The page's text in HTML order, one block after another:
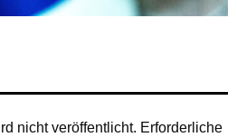
nicht veröffentlicht. Erforderliche